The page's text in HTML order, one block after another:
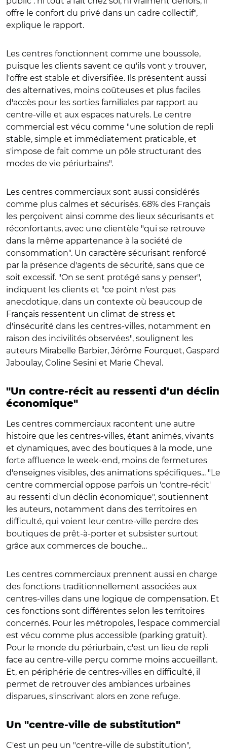
offre le confort du privé dans un cadre collectif",
explique le rapport.
Les centres fonctionnent comme une boussole,
puisque les clients savent ce qu'ils vont y trouver,
l'offre est stable et diversifiée. Ils présentent aussi
des alternatives, moins coûteuses et plus faciles
d'accès pour les sorties familiales par rapport au
centre-ville et aux espaces naturels. Le centre
commercial est vécu comme "une solution de repli
stable, simple et immédiatement praticable, et
s'impose de fait comme un pôle structurant des
modes de vie périurbains".
Les centres commerciaux sont aussi considérés
comme plus calmes et sécurisés. 68% des Français
les perçoivent ainsi comme des lieux sécurisants et
réconfortants, avec une clientèle "qui se retrouve
dans la même appartenance à la société de
consommation". Un caractère sécurisant renforcé
par la présence d'agents de sécurité, sans que ce
soit excessif. "On se sent protégé sans y penser",
indiquent les clients et "ce point n'est pas
anecdotique, dans un contexte où beaucoup de
Français ressentent un climat de stress et
d'insécurité dans les centres-villes, notamment en
raison des incivilités observées", soulignent les
auteurs Mirabelle Barbier, Jérôme Fourquet, Gaspard
Jaboulay, Coline Sesini et Marie Cheval.
"Un contre-récit au ressenti d'un déclin
économique"
Les centres commerciaux racontent une autre
histoire que les centres-villes, étant animés, vivants
et dynamiques, avec des boutiques à la mode, une
forte affluence le week-end, moins de fermetures
d'enseignes visibles, des animations spécifiques... "Le
centre commercial oppose parfois un 'contre-récit'
au ressenti d'un déclin économique", soutiennent
les auteurs, notamment dans des territoires en
difficulté, qui voient leur centre-ville perdre des
boutiques de prêt-à-porter et subsister surtout
grâce aux commerces de bouche…
Les centres commerciaux prennent aussi en charge
des fonctions traditionnellement associées aux
centres-villes dans une logique de compensation. Et
ces fonctions sont différentes selon les territoires
concernés. Pour les métropoles, l'espace commercial
est vécu comme plus accessible (parking gratuit).
Pour le monde du périurbain, c'est un lieu de repli
face au centre-ville perçu comme moins accueillant.
Et, en périphérie de centres-villes en difficulté, il
permet de retrouver des ambiances urbaines
disparues, s'inscrivant alors en zone refuge.
Un "centre-ville de substitution"
C'est un peu un "centre-ville de substitution",